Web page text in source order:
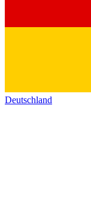
Deutschland